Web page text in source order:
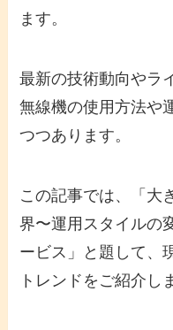
ます。
最新の技術動向やラ
無線機の使用方法や
つつあります。
この記事では、「大
界​​〜運用スタイルの
ービス」と題して、
トレンドをご紹介し